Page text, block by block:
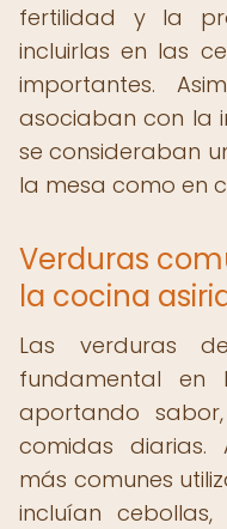
fertilidad y la
incluirlas en las
importantes.
asociaban con la
se consideraban
la mesa como en
Verduras
la cocina
Las verduras
fundamental en
aportando
comidas diarias.
más comunes
incluían cebollas,